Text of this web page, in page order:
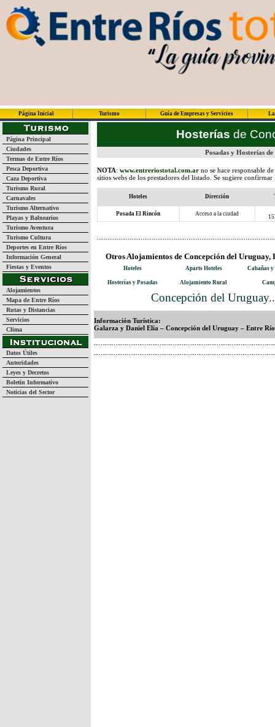
Página Inicial Turismo Guía de Empresas y Servicios
Página Principal
Ciudades
Termas de Entre Ríos
Pesca Deportiva
Caza Deportiva
Turismo Rural
Carnavales
Turismo Alternativo
Playas y Balnearios
Turismo Aventura
Turismo Cultura
Deportes en Entre Ríos
Información General
Fiestas y Eventos
Alojamientos
Mapa de Entre Ríos
Rutas y Distancias
Servicios
Clima
Datos Útiles
Autoridades
Leyes y Decretos
Boletín Informativo
Noticias del Sector
Hosterías de
Posadas y Hosterías
NOTA: www.entreriostotal.com.arno se hace responsable
sitios webs de los prestadores del listado. Se sugiere confirmar
Hoteles Dirección
Posada El Rincón Acceso a la ciudad
Otros Alojamientos de Concepción del Uruguay,
Hoteles Aparts Hoteles Cabañas
Hosterías y Posadas Alojamiento Rural
Concepción del
Información Turística:
Galarza y Daniel Elía – Concepción del Uruguay – Entre